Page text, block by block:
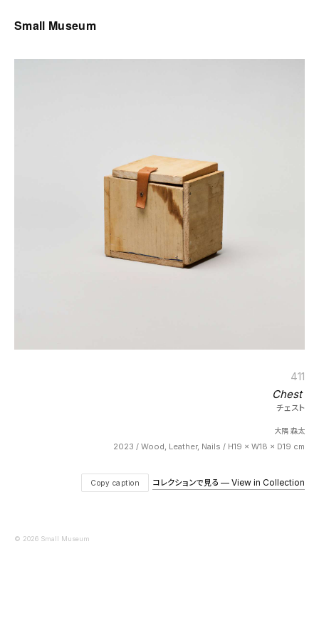
Small Museum
411
Chest
チェスト
大隅 森太
2023 / Wood, Leather, Nails / H19 × W18 × D19 cm
Copy caption コレクションで見る — View in Collection
© 2026 Small Museum